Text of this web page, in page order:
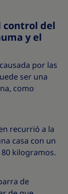
control del
y el
por las
ser una
como
recurrió a la
casa con un
kilogramos.
de